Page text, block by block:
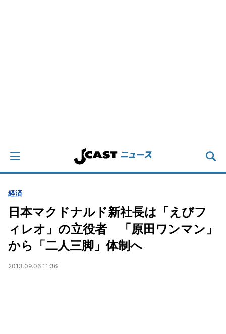
経済
日本マクドナルド新社長は「えびフ
ィレオ」の立役者 「原田ワンマン」
から「二人三脚」体制へ
2013.09.06 11:36